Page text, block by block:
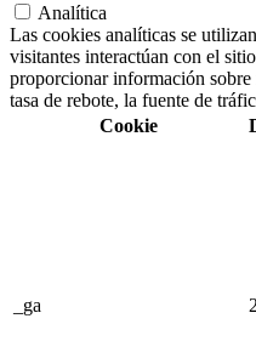
Analítica
Las cookies analíticas se
visitantes interactúan con el
proporcionar información sobre
tasa de rebote, la fuente de
Cookie
_ga